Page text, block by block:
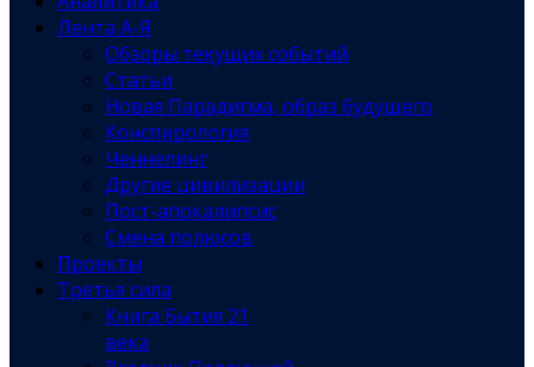
Лента А-Я
Обзоры текущих событий
Статьи
Новая Парадигма, образ будущего
Конспирология
Ченнелинг
Другие цивилизации
Пост-апокалипсис
Смена полюсов
Проекты
Третья сила
Книга Бытия 21
века